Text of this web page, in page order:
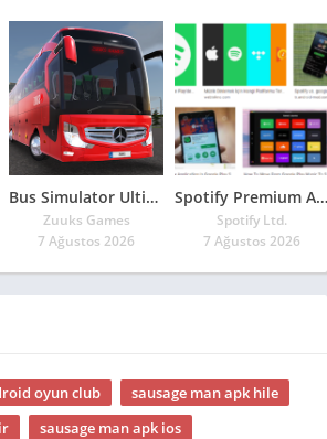
Bus Simulator Ultimate 1.5.2 Apk Para Hilesi **2026**
Zuuks Games
7 Ağustos 2026
Spotify Premium Apk Güncel 2026**
Spotify Ltd.
7 Ağustos 2026
oyun club
sausage man apk hile
sausage man apk ios